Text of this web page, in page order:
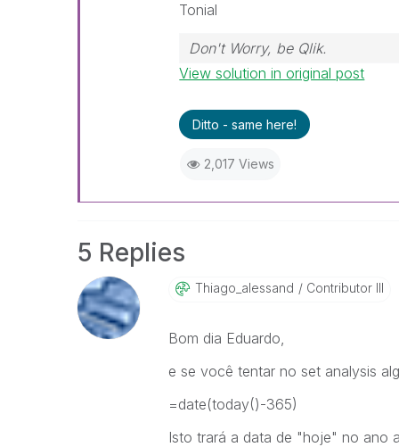
Tonial
Don't Worry, be Qlik.
View solution in original post
Ditto - same here!
2,017 Views
5 Replies
Thiago_alessand Contributor III
Bom dia Eduardo,
e se você tentar no set analysis
=date(today()-365)
Isto trará a data de "hoje" no ano